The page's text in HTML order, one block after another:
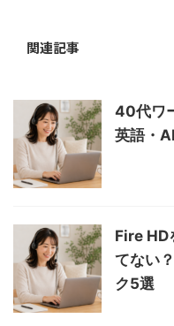
関連記事
40代ワ
英語・
Fire HD
てない
ク5選